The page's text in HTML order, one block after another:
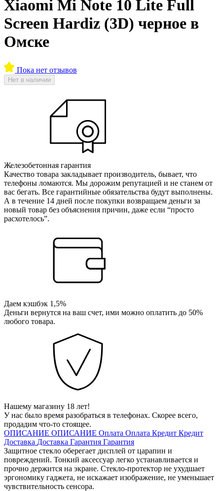
Xiaomi Mi Note 10 Lite Full
Screen Hardiz (3D) черное в
Омске
Пока нет отзывов
Нет в наличии
Железобетонная гарантия
Качество товара закладывает производитель, бывает, что
телефоны ломаются. Мы дорожим репутацией и не станем от
вас бегать. Все гарантийные обязательства будут выполнены.
А в течение 14 дней после покупки возвращаем деньги за
новый товар без объяснения причин, даже если “просто
расхотелось”.
Даем кэшбэк 1,5%
Деньги вернутся на ваш счет, ими можно оплатить до 50%
любого товара.
Нашему магазину 18 лет!
У нас было время разобраться в телефонах. Скорее всего,
продадим что-то стоящее.
ОПИСАНИЕ ОПИСАНИЕ Оплата Оплата Кредит Кредит
Доставка Доставка Гарантия Гарантия
Защитное стекло оберегает дисплей от царапин и
повреждений. Тонкий аксессуар легко устанавливается и
прочно держится на экране. Стекло-протектор не ухудшает
эргономику гаджета, не искажает изображение, не уменьшает
чувствительность сенсора.